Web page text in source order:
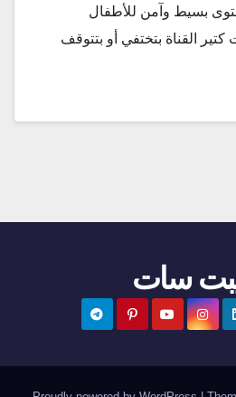
بسيط وآمن للأطفال
القناة بتختفي أو بتتوقف
سات